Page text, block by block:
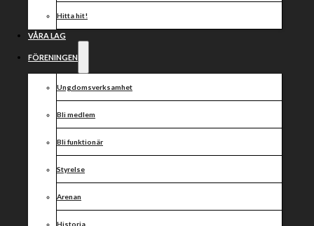
Hitta hit!
VÅRA LAG
FÖRENINGEN
Ungdomsverksamhet
Bli medlem
Bli funktionär
Styrelse
Arenan
Historia
sitt
engagemang i
Vargarna!